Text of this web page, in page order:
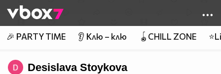
👾
🎉 PARTY TIME 👂 Клю – клю 🪀CHILL ZONE
Desislava Stoykova